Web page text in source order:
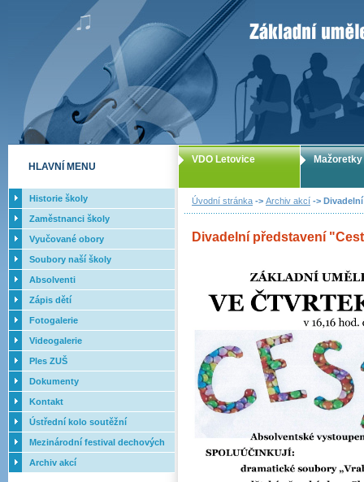
ZUŠ Letovice
Úvodní stránka -> Archiv akcí ->
Divadelní představení
VDO Letovice Mažoretky
HLAVNÍ MENU
Historie školy
Zaměstnanci školy
Vyučované obory
Soubory naší školy
Absolventi
Zápis dětí
Fotogalerie
Videogalerie
Ples ZUŠ
Dokumenty
Kontakt
Ústřední kolo soutěžní
přehlídky dechových orchestrů
ZUŠ - 2017
Mezinárodní festival dechových
orchestrů - Letovice
Archiv akcí